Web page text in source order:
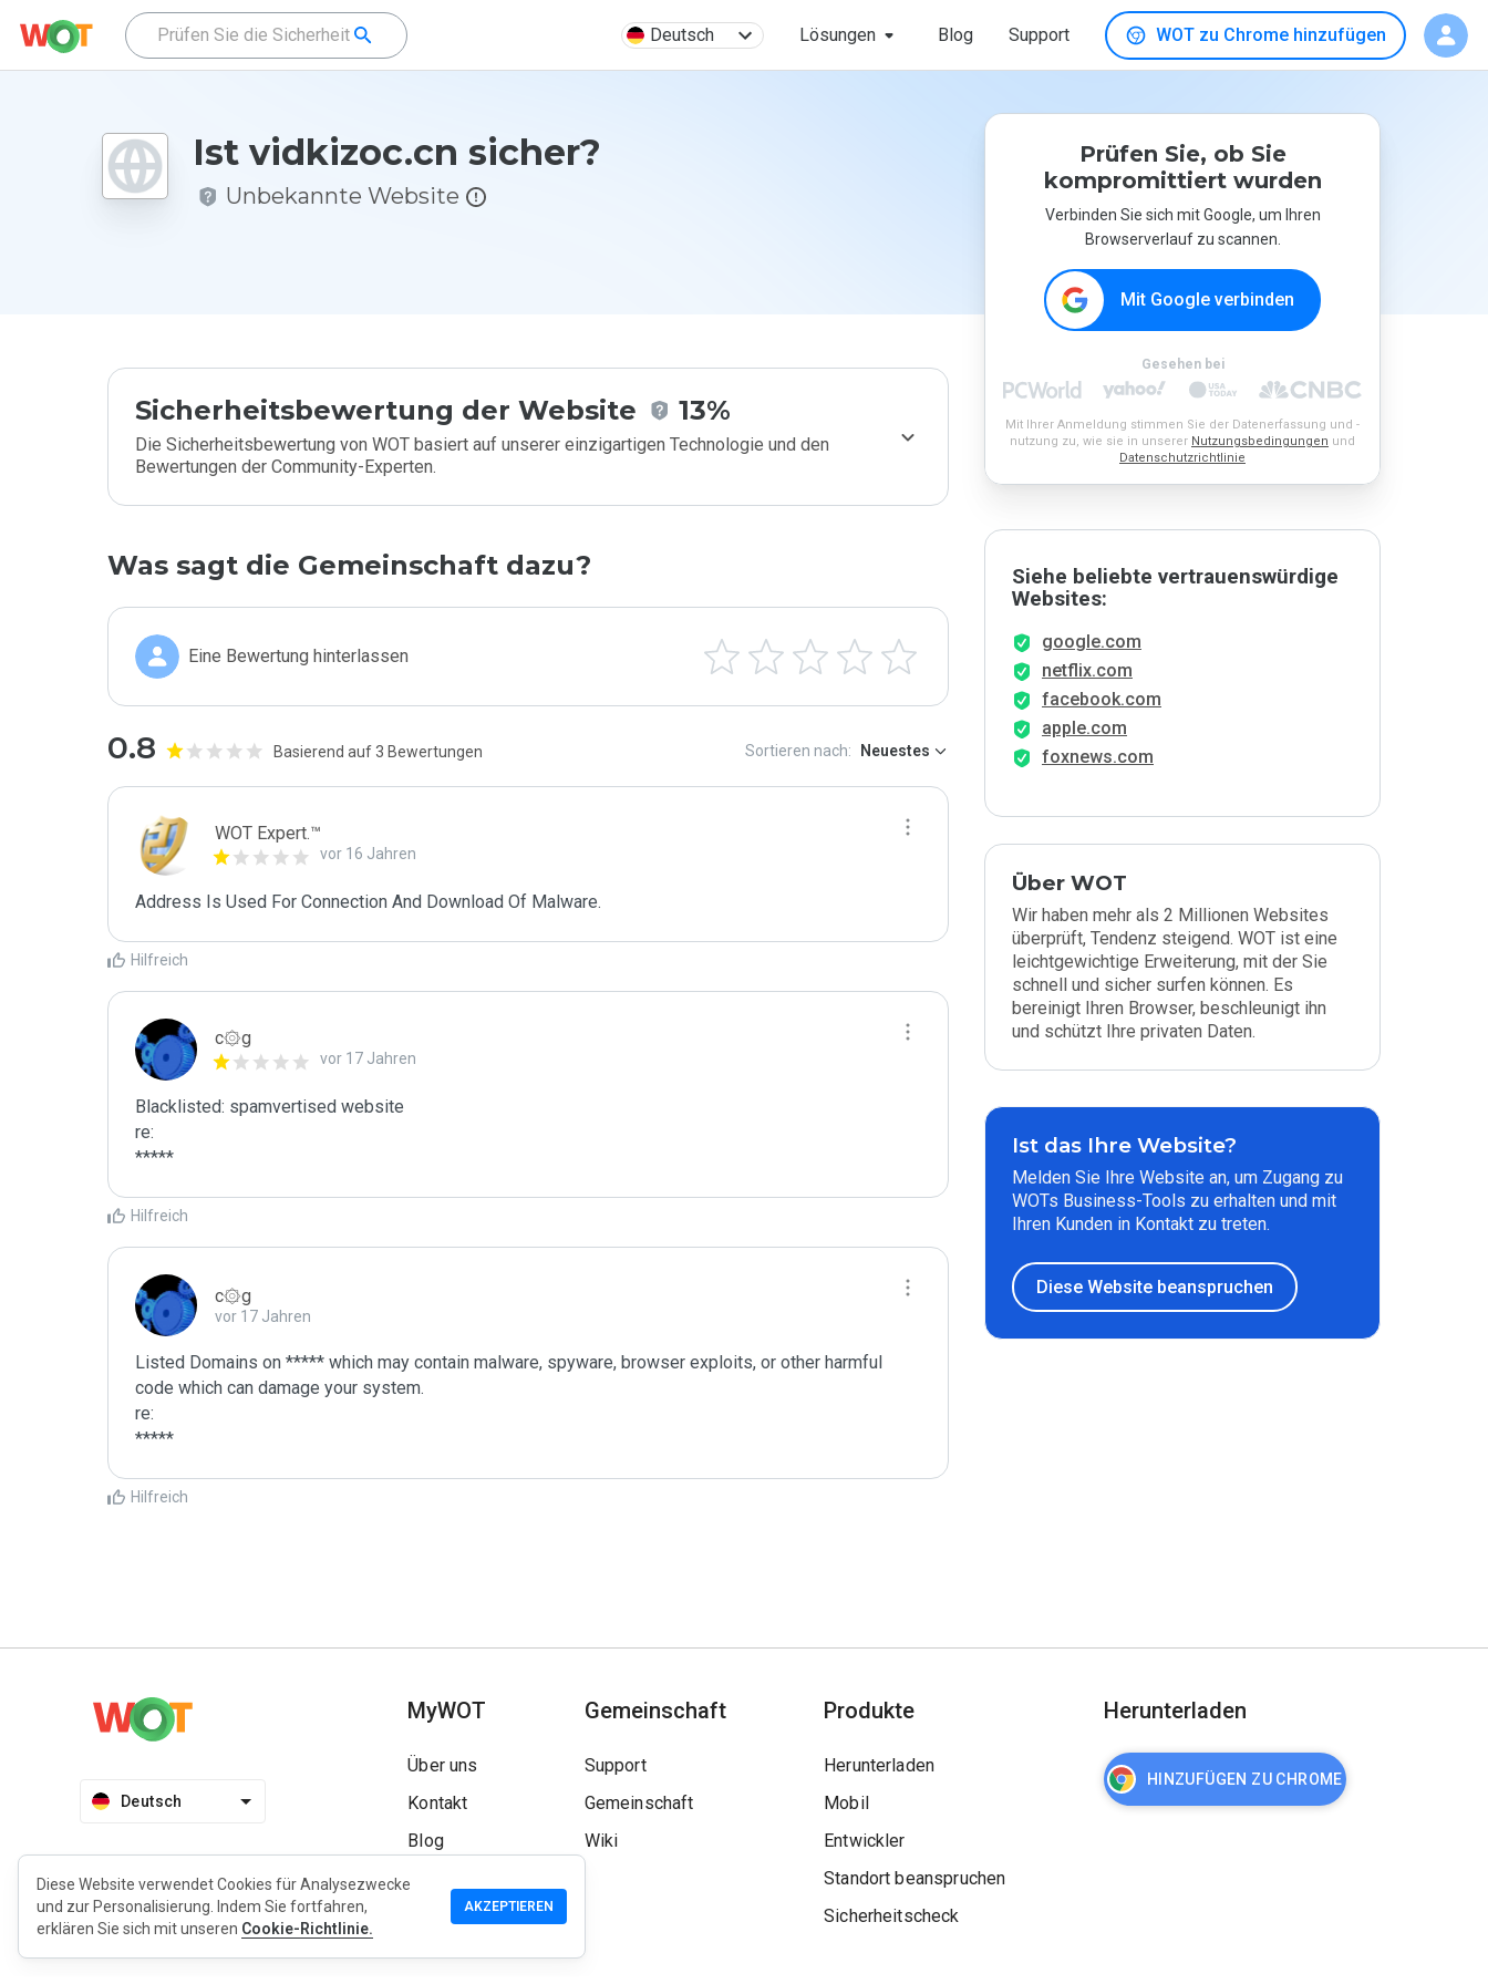
Deutsch Lösungen Blog Support WOT zu Chrome hinzufügen
Ist vidkizoc.cn sicher?
Unbekannte Website
Sicherheitsbewertung der Website 13%
Die Sicherheitsbewertung von WOT basiert auf unserer einzigartigen Technologie und den
Bewertungen der Community-Experten.
Was sagt die Gemeinschaft dazu?
Eine Bewertung hinterlassen
0.8 Basierend auf 3 Bewertungen Sortieren nach: Neuestes
WOT Expert.™
vor 16 Jahren
Address Is Used For Connection And Download Of Malware.
Hilfreich
c۞g
vor 17 Jahren
Blacklisted: spamvertised website
re:
*****
Hilfreich
c۞g
vor 17 Jahren
Listed Domains on ***** which may contain malware, spyware, browser exploits, or other harmful
code which can damage your system.
re:
*****
Hilfreich
Prüfen Sie, ob Sie
kompromittiert wurden
Verbinden Sie sich mit Google, um Ihren
Browserverlauf zu scannen.
Mit Google verbinden
Gesehen bei
Mit Ihrer Anmeldung stimmen Sie der Datenerfassung und -
nutzung zu, wie sie in unserer Nutzungsbedingungen und
Datenschutzrichtlinie
Siehe beliebte vertrauenswürdige
Websites:
google.com
netflix.com
facebook.com
apple.com
foxnews.com
Über WOT
Wir haben mehr als 2 Millionen Websites
überprüft, Tendenz steigend. WOT ist eine
leichtgewichtige Erweiterung, mit der Sie
schnell und sicher surfen können. Es
bereinigt Ihren Browser, beschleunigt ihn
und schützt Ihre privaten Daten.
Ist das Ihre Website?
Melden Sie Ihre Website an, um Zugang zu
WOTs Business-Tools zu erhalten und mit
Ihren Kunden in Kontakt zu treten.
Diese Website beanspruchen
Deutsch
MyWOT
Über uns
Kontakt
Blog
Presse
Gemeinschaft
Support
Gemeinschaft
Wiki
Produkte
Herunterladen
Mobil
Entwickler
Standort beanspruchen
Sicherheitscheck
Herunterladen
HINZUFÜGEN ZU CHROME
Diese Website verwendet Cookies für Analysezwecke
und zur Personalisierung. Indem Sie fortfahren,
erklären Sie sich mit unseren Cookie-Richtlinie.
AKZEPTIEREN